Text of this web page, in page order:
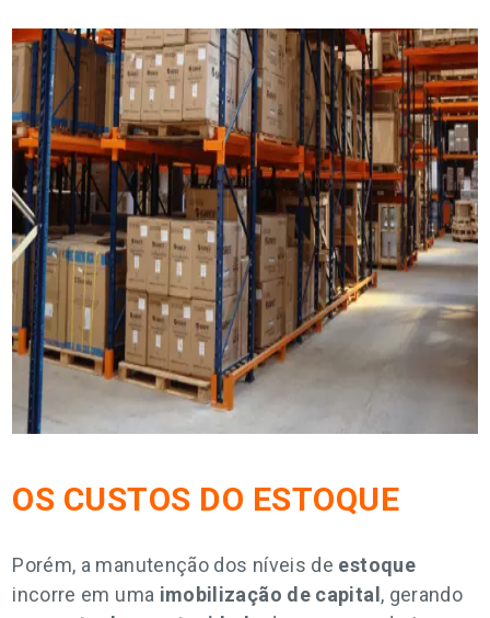
OS CUSTOS DO ESTOQUE
Porém, a manutenção dos níveis de estoque
incorre em uma imobilização de capital , gerando